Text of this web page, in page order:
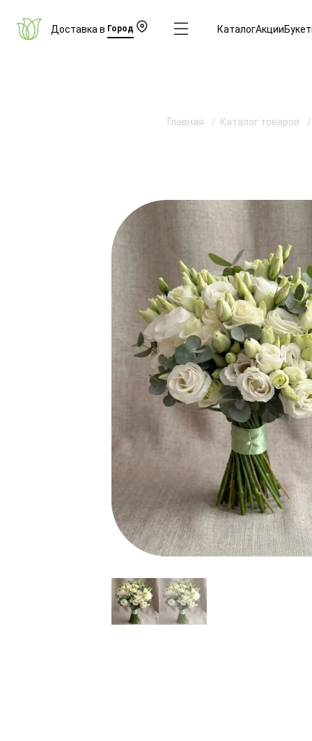
Доставка в Город КаталогАкции
Главная Каталог товаров